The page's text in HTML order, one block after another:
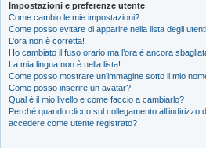
Impostazioni e preferenze utente
Come cambio le mie impostazioni?
Come posso evitare di apparire nella lista degli
L’ora non è corretta!
Ho cambiato il fuso orario ma l’ora è ancora
La mia lingua non è nella lista!
Come posso mostrare un’immagine sotto il mio
Come posso inserire un avatar?
Qual è il mio livello e come faccio a cambiarlo?
Perché quando clicco sul collegamento all’indirizzo
accedere come utente registrato?